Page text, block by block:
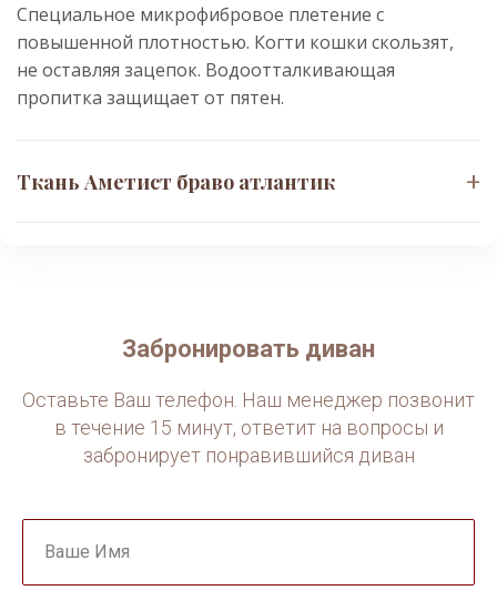
Специальное микрофибровое плетение с
повышенной плотностью. Когти кошки скользят,
не оставляя зацепок. Водоотталкивающая
пропитка защищает от пятен.
Ткань Аметист браво атлантик +
Рогожка (фактурное плетение)
Плотность:310-340 г/м²
Ширина:140-145 см
Устойчивость к истиранию:50 000 циклов (тест
Забронировать диван
Оставьте Ваш телефон. Наш менеджер позвонит
в течение 15 минут, ответит на вопросы и
забронирует понравившийся диван
Ваше Имя